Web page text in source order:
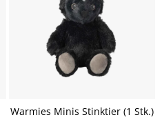
Warmies Minis Stinktier (1 Stk.)